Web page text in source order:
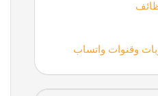
وقنوات واتساب